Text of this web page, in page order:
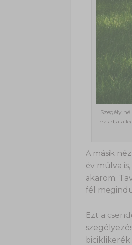
Szegély
ez adja a
A másik
év múlva
akarom.
fél
Ezt a